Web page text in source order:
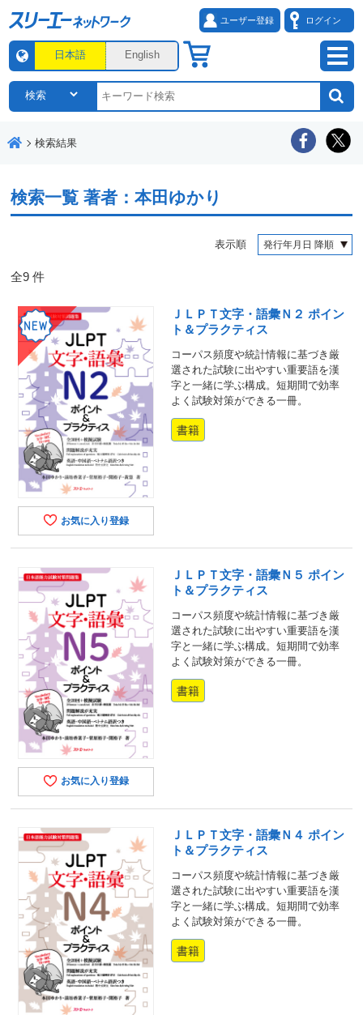
ユーザー登録 ログイン
日本語 English
検索結果
検索一覧著者：本田ゆかり
表示順
全9 件
お気に入り登録
ＪＬＰＴ文字・語彙Ｎ２ ポイン
ト＆プラクティス
コーパス頻度や統計情報に基づき厳
選された試験に出やすい重要語を漢
字と一緒に学ぶ構成。短期間で効率
よく試験対策ができる一冊。
書籍
お気に入り登録
ＪＬＰＴ文字・語彙Ｎ５ ポイン
ト＆プラクティス
コーパス頻度や統計情報に基づき厳
選された試験に出やすい重要語を漢
字と一緒に学ぶ構成。短期間で効率
よく試験対策ができる一冊。
書籍
ＪＬＰＴ文字・語彙Ｎ４ ポイン
ト＆プラクティス
コーパス頻度や統計情報に基づき厳
選された試験に出やすい重要語を漢
字と一緒に学ぶ構成。短期間で効率
よく試験対策ができる一冊。
書籍